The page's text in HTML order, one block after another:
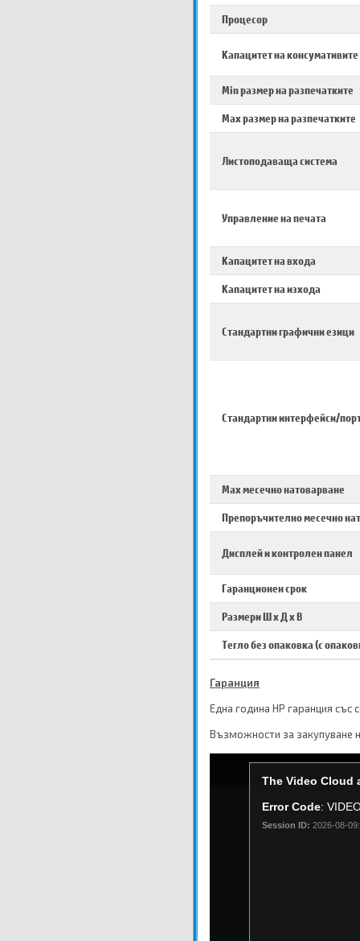
Процесор
Капацитет на консумативите
Min размер на разпечатките
Max размер на разпечатките
Листоподаваща система
Управление на печата
Капацитет на входа
Капацитет на изхода
Стандартни графични езици
Стандартни интерфейси/
Max месечно натоварване
Препоръчително месечно
Дисплей и контролен панел
Гаранционен срок
Размери Ш х Д х В
Тегло без опаковка (с
Гаранция
Една година HP гаранция
Възможности за закупуване